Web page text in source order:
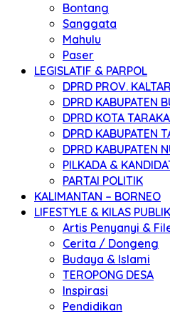
Bontang
Sanggata
Mahulu
Paser
LEGISLATIF & PARPOL
DPRD PROV.
DPRD KABUPATEN
DPRD KOTA
DPRD KABUPATEN
DPRD KABUPATEN
PILKADA &
PARTAI POLITIK
KALIMANTAN – BORNEO
LIFESTYLE & KILAS PUBLIK
Artis Penyanyi &
Cerita / Dongeng
Budaya & Islami
TEROPONG DESA
Inspirasi
Pendidikan